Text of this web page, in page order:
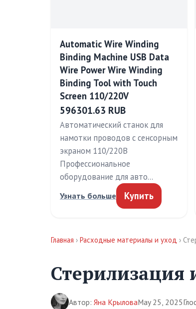
Automatic Wire Winding
Binding Machine USB Data
Wire Power Wire Winding
Binding Tool with Touch
Screen 110/220V
596301.63 RUB
Автоматический станок для
намотки проводов с сенсорным
экраном 110/220В
Профессиональное
оборудование для авто…
Узнать больше Купить
Главная › Расходные материалы и уход ›
Стерилизация
Автор: Яна КрыловаMay 25, 2025